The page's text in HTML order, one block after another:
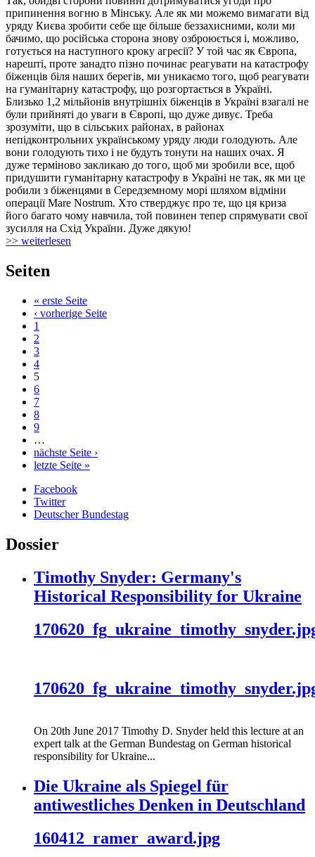
припинення вогню в Мінську. Але як ми можемо вимагати від
уряду Києва зробити себе ще більше беззахисними, коли ми
бачимо, що російська сторона знову озброюється і, можливо,
готується на наступного кроку агресії? У той час як Європа,
нарешті, проте занадто пізно починає реагувати на катастрофу
біженців біля наших берегів, ми уникаємо того, щоб реагувати
на гуманітарну катастрофу, що розгортається в Україні.
Близько 1,2 мільйонів внутрішніх біженців в Україні взагалі не
були прийняті до уваги в Європі, що дуже дивує. Треба
зрозуміти, що в сільських районах, в районах
непідконтрольних українському уряду люди голодують. Але
вони голодують тихо і не будуть тонути на наших очах. Я
дуже терміново закликаю до того, щоб ми зробили все, щоб
придушити гуманітарну катастрофу в Україні не так, як ми це
робили з біженцями в Середземному морі шляхом відміни
операції Mare Nostrum. Хто стверджує про те, що ця криза
його багато чому навчила, той повинен тепер спрямувати свої
зусилля на Схід України. Дуже дякую!
>> weiterlesen
Seiten
« erste Seite
‹ vorherige Seite
1
2
3
4
5
6
7
8
9
…
nächste Seite ›
letzte Seite »
Facebook
Twitter
Deutscher Bundestag
Dossier
Timothy Snyder: Germany's
Historical Responsibility for Ukraine
On 20th June 2017 Timothy D. Snyder held this lecture at an
expert talk at the German Bundestag on German historical
responsibility for Ukraine...
Die Ukraine als Spiegel für
antiwestliches Denken in Deutschland
160412_ramer_award.jpg